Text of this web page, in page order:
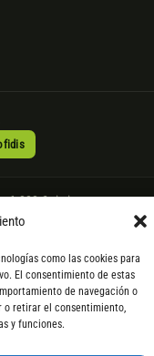
como las cookies para
El consentimiento de estas
de navegación o
o retirar el consentimiento,
y funciones.
6.000 € sin intereses.
meses. Consulta
24 h laborables tras el
Si no fuera posible
La información de
sustituir elementos